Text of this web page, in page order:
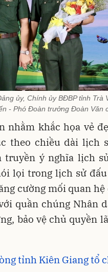
ủy, Chính ủy BĐBP tỉnh Trà
- Phó Đoàn trưởng Đoàn Văn
nhằm khắc họa vẻ
theo chiều dài lịch
truyền ý nghĩa lịch
lọi trong lịch sử
cường mối quan
quần chúng Nhân
bảo vệ chủ quyền
tỉnh Kiên Giang tổ